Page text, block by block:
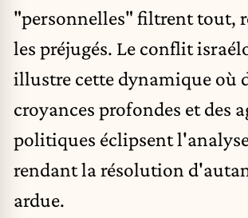
"personnelles" filtrent tout,
les préjugés. Le conflit
illustre cette dynamique où
croyances profondes et des
politiques éclipsent
rendant la résolution
ardue.